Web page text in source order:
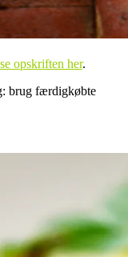
se opskriften her.
brug færdigkøbte